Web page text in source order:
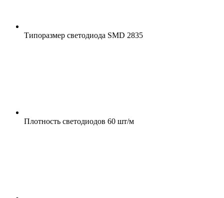
Типоразмер светодиода SMD 2835
Плотность светодиодов 60 шт/м